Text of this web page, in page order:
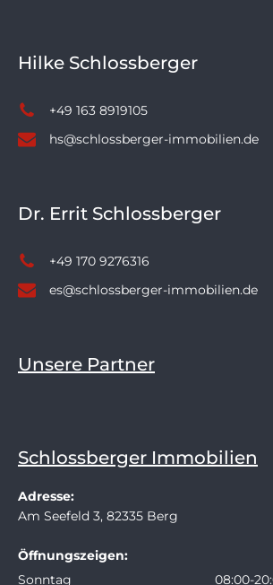
Hilke Schlossberger
+49 163 8919105
hs@schlossberger-immobilien.de
Dr. Errit Schlossberger
+49 170 9276316
es@schlossberger-immobilien.de
Unsere Partner
Schlossberger Immobilien
Adresse:
Am Seefeld 3, 82335 Berg
Öffnungszeigen:
Sonntag
08:00-